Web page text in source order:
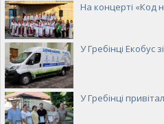
На концерті «Код
У Гребінці Екобус
У Гребінці